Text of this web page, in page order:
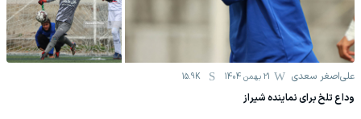
علی‌اصغر سعدی 21 بهمن 1404 15.9K
وداع تلخ برای نماینده شیراز